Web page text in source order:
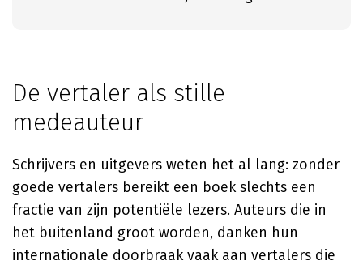
De vertaler als stille
medeauteur
Schrijvers en uitgevers weten het al lang: zonder
goede vertalers bereikt een boek slechts een
fractie van zijn potentiële lezers. Auteurs die in
het buitenland groot worden, danken hun
internationale doorbraak vaak aan vertalers die